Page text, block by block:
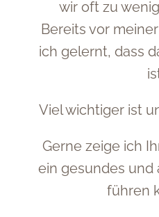
wir oft zu
Bereits vor
ich gelernt, dass
Viel wichtiger ist
Gerne zeige ich
ein gesundes und
führen